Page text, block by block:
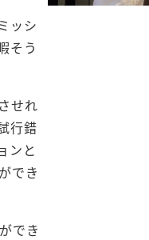
ッシ
そう
せれ
行錯
ンと
でき
でき